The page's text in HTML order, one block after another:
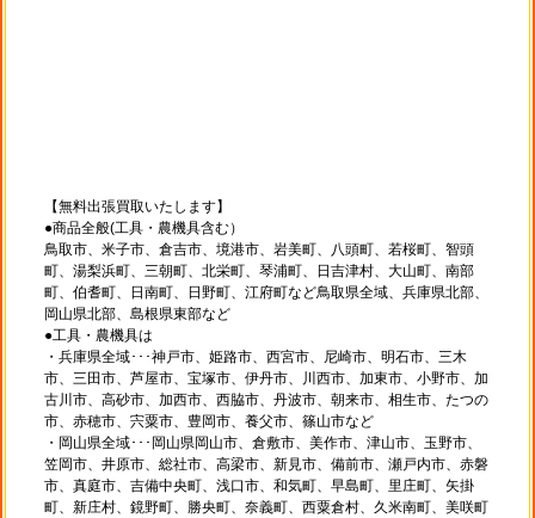
【無料出張買取いたします】
●商品全般(工具・農機具含む）
鳥取市、米子市、倉吉市、境港市、岩美町、八頭町、若桜町、智頭
町、湯梨浜町、三朝町、北栄町、琴浦町、日吉津村、大山町、南部
町、伯耆町、日南町、日野町、江府町など鳥取県全域、兵庫県北部、
岡山県北部、島根県東部など
●工具・農機具は
・兵庫県全域･･･神戸市、姫路市、西宮市、尼崎市、明石市、三木
市、三田市、芦屋市、宝塚市、伊丹市、川西市、加東市、小野市、加
古川市、高砂市、加西市、西脇市、丹波市、朝来市、相生市、たつの
市、赤穂市、宍粟市、豊岡市、養父市、篠山市など
・岡山県全域･･･岡山県岡山市、倉敷市、美作市、津山市、玉野市、
笠岡市、井原市、総社市、高梁市、新見市、備前市、瀬戸内市、赤磐
市、真庭市、吉備中央町、浅口市、和気町、早島町、里庄町、矢掛
町、新庄村、鏡野町、勝央町、奈義町、西粟倉村、久米南町、美咲町